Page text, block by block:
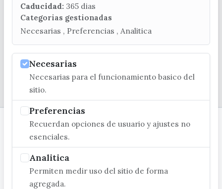
turismo@velezmalaga.es
C/ Poniente, 2. CP 29740 - Torre del Mar
Caducidad: 365 dias
Categorias gestionadas
Necesarias , Preferencias , Analitica
Necesarias
Necesarias para el funcionamiento basico del
sitio.
Preferencias
Recuerdan opciones de usuario y ajustes no
esenciales.
Analitica
Permiten medir uso del sitio de forma
agregada.